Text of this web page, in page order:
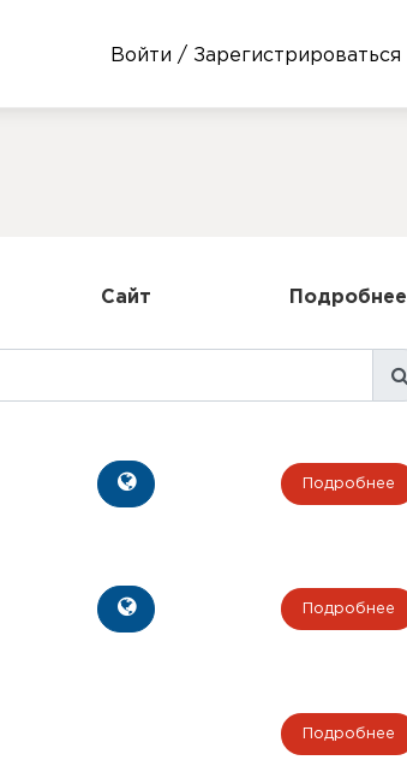
Войти / Зарегистрироваться
Сайт Подробнее
Подробнее
Подробнее
Подробнее